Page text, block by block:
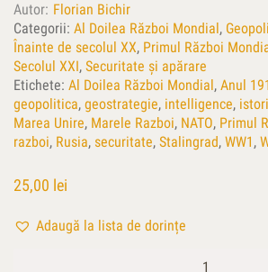
Autor Florian Bichir
Categorii: Al Doilea Război Mondial ,
Înainte de secolul XX, Primul Război
Secolul XXI, Securitate și apărare
Etichete: Al Doilea Război Mondial , Anul
geopolitica, geostrategie, intelligence,
Marea Unire, Marele Razboi, NATO, Primul
razboi, Rusia, securitate, Stalingrad, WW1 ,
25,00 lei
Adaugă la lista de dorințe